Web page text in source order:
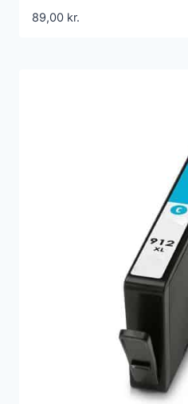
89,00 kr.